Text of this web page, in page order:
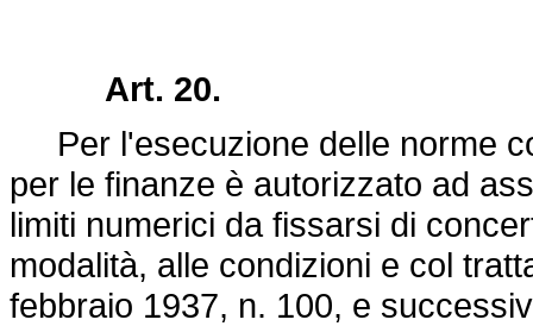
Art. 20.
Per l'esecuzione delle norme
per le finanze è autorizzato ad
limiti numerici da fissarsi di
modalità, alle condizioni e col
febbraio 1937, n. 100, e